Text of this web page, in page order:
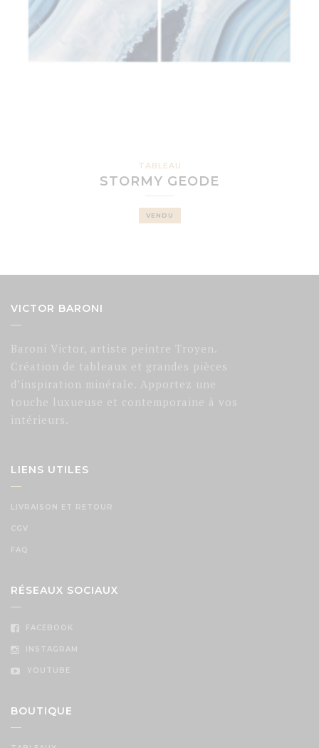
TABLEAU
STORMY GEODE
VENDU
VICTOR BARONI
Baroni Victor, artiste peintre Troyen.
Création de tableaux et grandes pièces
d’inspiration minérale. Apportez une
touche luxueuse et contemporaine à vos
intérieurs.
LIENS UTILES
LIVRAISON ET RETOUR
CGV
FAQ
RÉSEAUX SOCIAUX
FACEBOOK
INSTAGRAM
YOUTUBE
BOUTIQUE